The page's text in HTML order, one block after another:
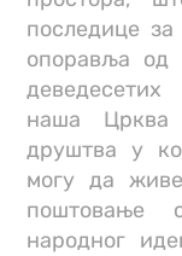
последице
опоравља од
деведесетих
наша Црква
друштва у
могу да
поштовање
народног